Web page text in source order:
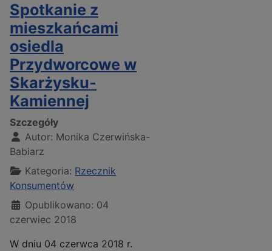
Spotkanie z
mieszkańcami
osiedla
Przydworcowe w
Skarżysku-
Kamiennej
Szczegóły
Autor: Monika Czerwińska-
Babiarz
Kategoria: Rzecznik
Konsumentów
Opublikowano: 04
czerwiec 2018
W dniu 04 czerwca 2018 r.